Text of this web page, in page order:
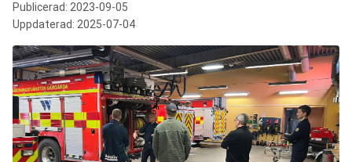
Publicerad: 2023-09-05
Uppdaterad: 2025-07-04